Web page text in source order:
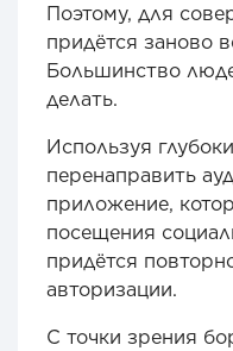
Поэтому, для
придётся заново
Большинство
делать.
Используя
перенаправить
приложение,
посещения
придётся
авторизации.
С точки зрения